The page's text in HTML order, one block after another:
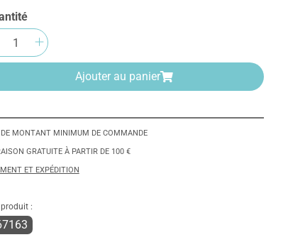
de produit : Entrez la
Ajouter au panier
DE MONTANT MINIMUM DE COMMANDE
GRATUITE À PARTIR DE 100 €
ET EXPÉDITION
produit :